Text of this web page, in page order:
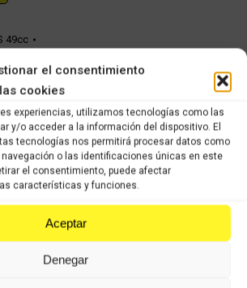
el consentimiento
cookies
experiencias, utilizamos tecnologías como las
y/o acceder a la información del dispositivo. El
tecnologías nos permitirá procesar datos como
o las identificaciones únicas en este
el consentimiento, puede afectar
características y funciones.
Aceptar
Denegar
49cc
Share
on
Pinterest
Share
on
LinkedIn
Frontal derecho Aprilia rs 49cc